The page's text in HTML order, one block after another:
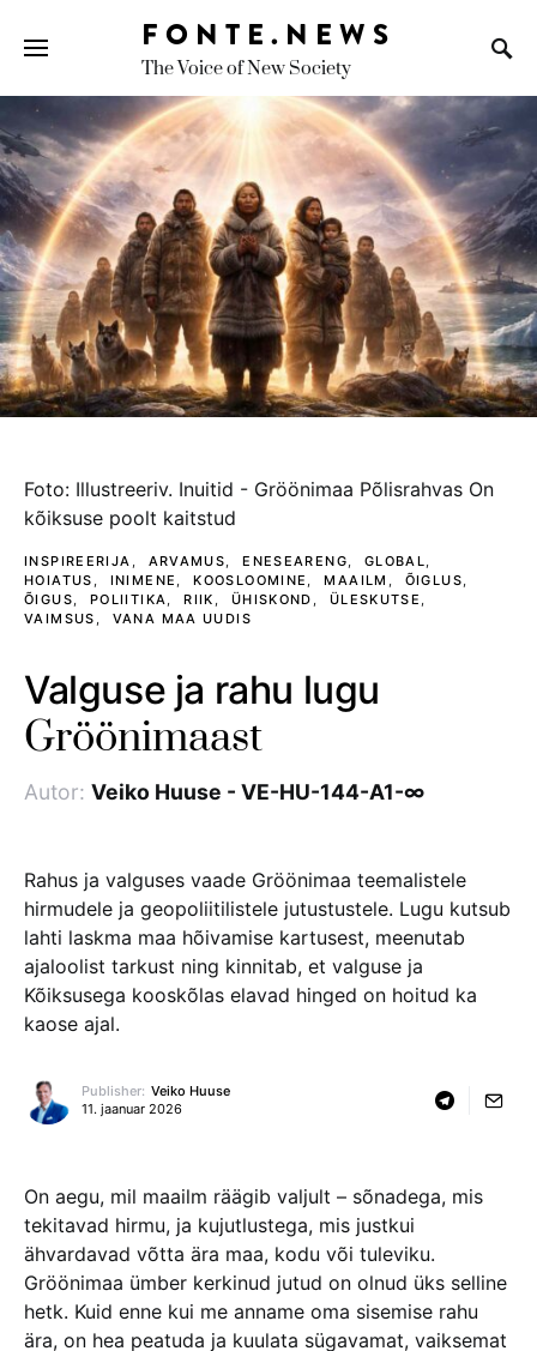
FONTE.NEWS
The Voice of New Society
foto: illustreeriv. inuitid - gröönimaa põlisrahvas on
kõiksuse poolt kaitstud
INSPIREERIJA ARVAMUS ENESEARENG
GLOBAL
HOIATUS
INIMENE KOOSLOOMINE MAAILM
ÕIGLUS
ÕIGUS
POLIITIKA RIIK ÜHISKOND
ÜLESKUTSE
VAIMSUS
VANA MAA UUDIS
Valguse ja rahu lugu
Gröönimaast
Autor: Veiko Huuse - VE-HU-144-A1-∞
Rahus ja valguses vaade Gröönimaa teemalistele
hirmudele ja geopoliitilistele jutustustele. Lugu kutsub
lahti laskma maa hõivamise kartusest, meenutab
ajaloolist tarkust ning kinnitab, et valguse ja
Kõiksusega kooskõlas elavad hinged on hoitud ka
kaose ajal.
Publisher: Veiko Huuse
11. jaanuar 2026
On aegu, mil maailm räägib valjult – sõnadega, mis
tekitavad hirmu, ja kujutlustega, mis justkui
ähvardavad võtta ära maa, kodu või tuleviku.
Gröönimaa ümber kerkinud jutud on olnud üks selline
hetk. Kuid enne kui me anname oma sisemise rahu
ära, on hea peatuda ja kuulata sügavamat, vaiksemat